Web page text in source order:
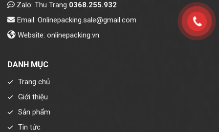
Zalo: Thu Trang 0368.255.932
Email: Onlinepacking.sale@gmail.com
Website: onlinepacking.vn
DANH MỤC
Trang chủ
Giới thiệu
Sản phẩm
Tin tức